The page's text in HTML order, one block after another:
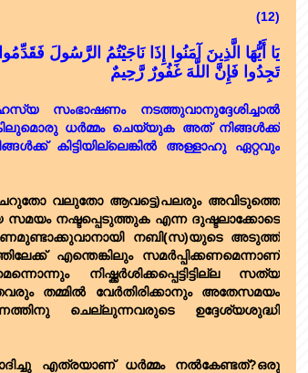
(12)
يَا أَيُّهَا الَّذِينَ آمَنُوا إِذَا نَاجَيْتُمُ الرَّسُولَ
تَجِدُوا فَإِنَّ اللَّهَ غَفُورٌ رَّحِيمٌ
സംഭാഷണം നടത്തുവാനുദ്ദേശിച്ചാൽ
ധർമ്മം ചെയ്യുക അത് നിങ്ങൾക്ക്
കിട്ടിയില്ലെങ്കിൽ അള്ളാഹു ഏറ്റവും
വലുതോ ആവട്ടെ)പലരും അവിടുത്തെ
നഷ്ടപ്പെടുത്തുക എന്ന ദുഷ്ടലാക്കോടെ
നബി(സ)യുടെ അടുത്ത്
എന്തെങ്കിലും സമർപ്പിക്കണമെന്നാണ്
നിഷ്ക്കർശിക്കപ്പെട്ടിട്ടില്ല സത്യ
തമ്മിൽ വേർതിരിക്കാനും അതേസമയം
ചെല്ലുന്നവരുടെ ഉദ്ദേശ്യശുദ്ധി
എത്രയാണ് ധർമ്മം നൽകേണ്ടത്?ഒരു